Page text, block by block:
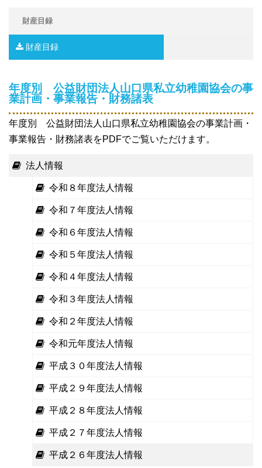
財産目録
財産目録
年度別 公益財団法人山口県私立幼稚園協会の事
業計画・事業報告・財務諸表
年度別 公益財団法人山口県私立幼稚園協会の事業計画・
事業報告・財務諸表をPDFでご覧いただけます。
法人情報
令和８年度法人情報
令和７年度法人情報
令和６年度法人情報
令和５年度法人情報
令和４年度法人情報
令和３年度法人情報
令和２年度法人情報
令和元年度法人情報
平成３０年度法人情報
平成２９年度法人情報
平成２８年度法人情報
平成２７年度法人情報
平成２６年度法人情報